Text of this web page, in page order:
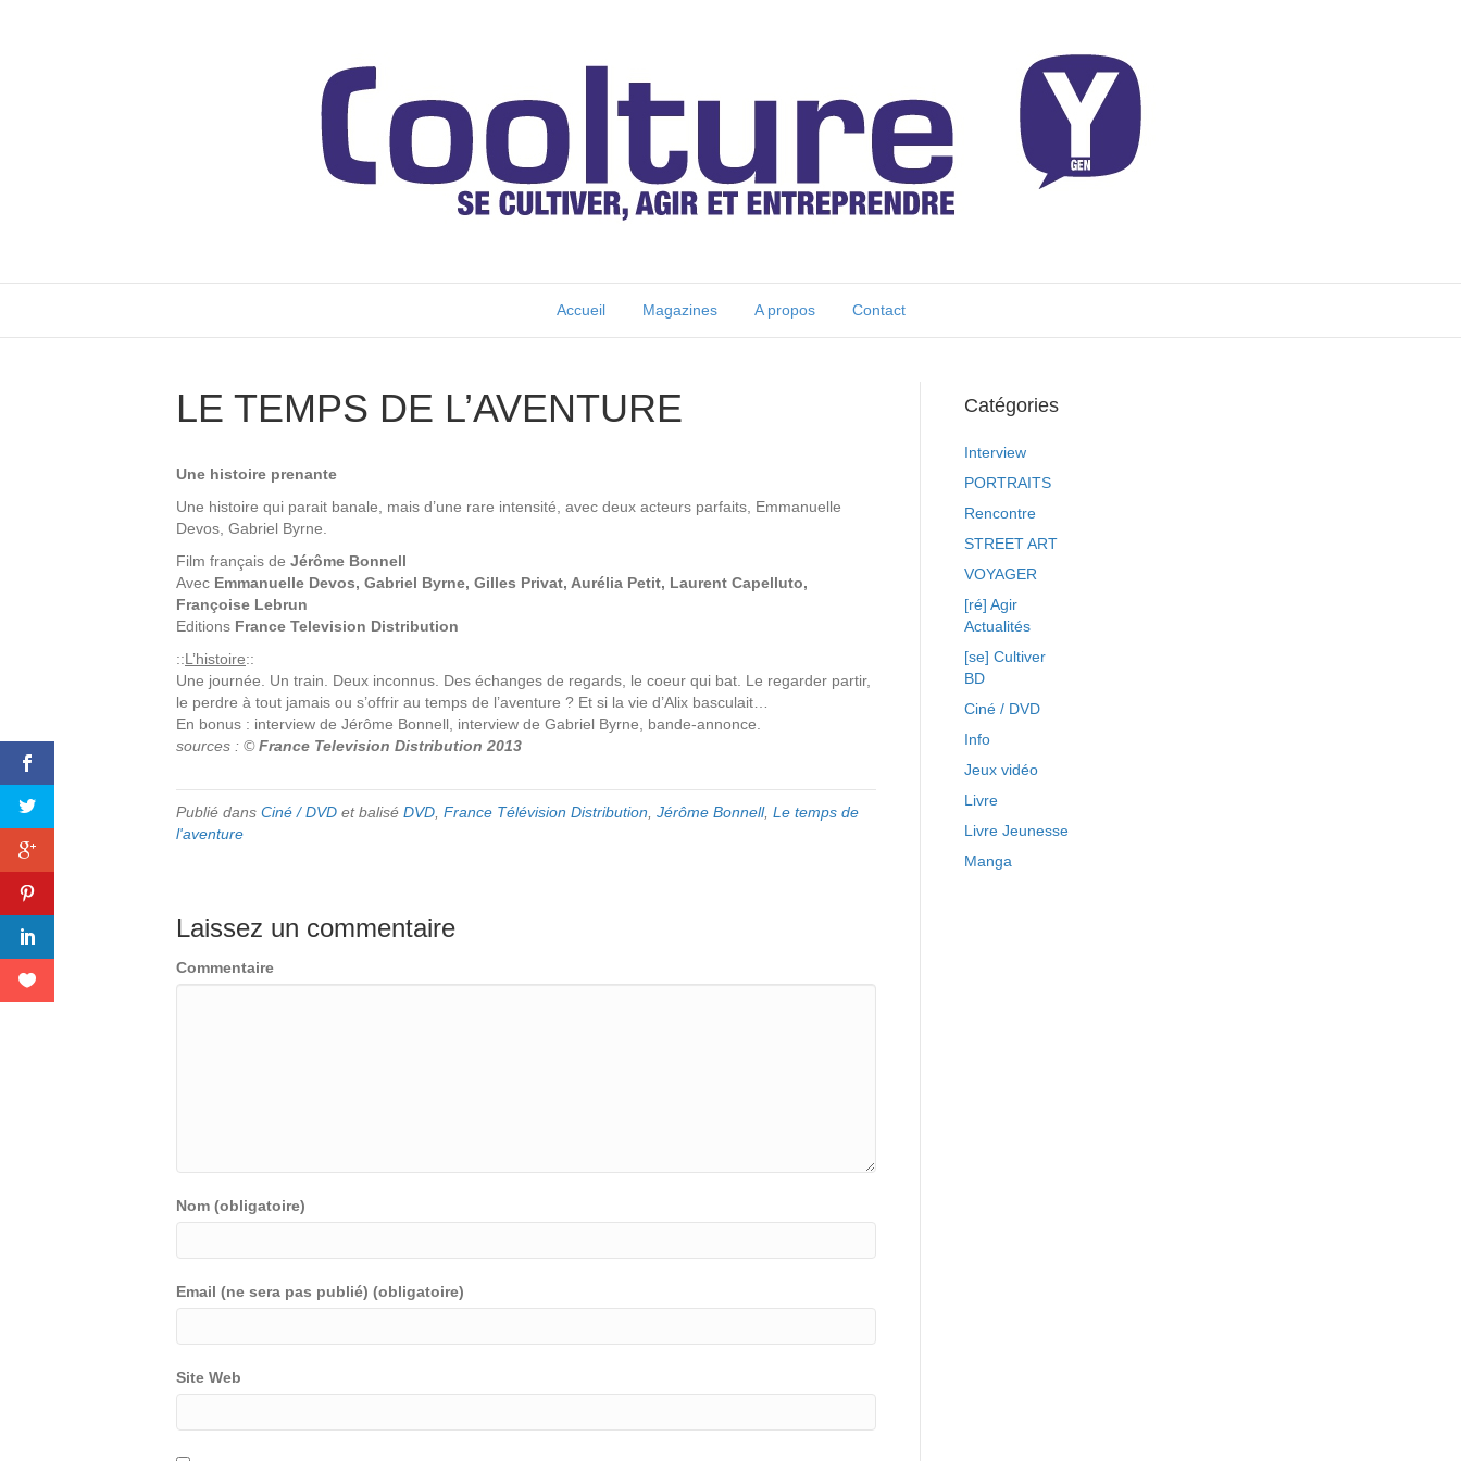
Accueil Magazines A propos Contact
LE TEMPS DE L’AVENTURE
Une histoire prenante
Une histoire qui parait banale, mais d’une rare intensité, avec deux acteurs parfaits, Emmanuelle
Devos, Gabriel Byrne.
Film français de Jérôme Bonnell
Avec Emmanuelle Devos, Gabriel Byrne, Gilles Privat, Aurélia Petit, Laurent Capelluto,
Françoise Lebrun
Editions France Television Distribution
::L’histoire::
Une journée. Un train. Deux inconnus. Des échanges de regards, le coeur qui bat. Le regarder partir,
le perdre à tout jamais ou s’offrir au temps de l’aventure ? Et si la vie d’Alix basculait…
En bonus : interview de Jérôme Bonnell, interview de Gabriel Byrne, bande-annonce.
sources : ©France Television Distribution 2013
Publié dans Ciné / DVD et balisé DVD France Télévision Distribution Jérôme Bonnell, Le temps de
l'aventure
Laissez un commentaire
Commentaire
Nom (obligatoire)
Email (ne sera pas publié) (obligatoire)
Site Web
Catégories
Interview
PORTRAITS
Rencontre
STREET ART
VOYAGER
[ré] Agir
Actualités
[se] Cultiver
BD
Ciné / DVD
Info
Jeux vidéo
Livre
Livre Jeunesse
Manga